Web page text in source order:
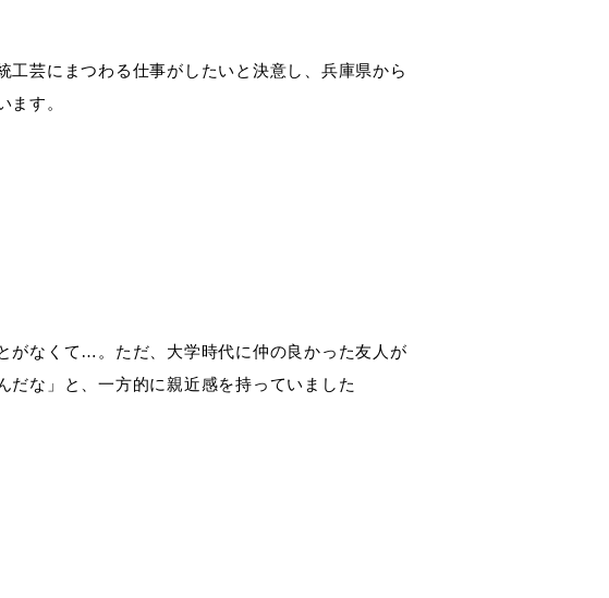
芸にまつわる仕事がしたいと決意し、兵庫県から
す。
がなくて…。ただ、大学時代に仲の良かった友人が
な」と、一方的に親近感を持っていました